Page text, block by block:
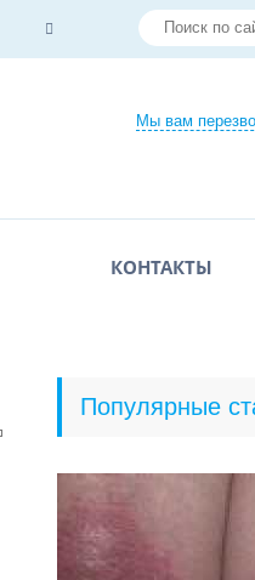
Мы вам
КОНТАКТЫ
Популярные